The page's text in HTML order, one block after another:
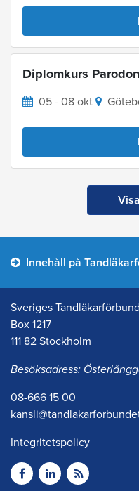
Diplomkurs
05 - 08 okt
Innehåll på
Sveriges Tandläkarförbund
Box 1217
111 82 Stockholm
Besöksadress:
08-666 15 00
Integritetspolicy